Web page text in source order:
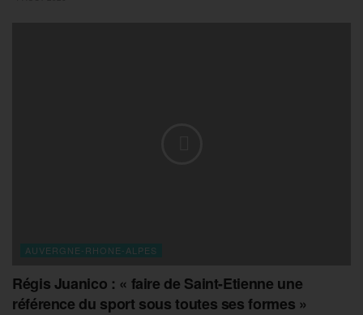
AUVERGNE-RHONE-ALPES
Régis Juanico : « faire de Saint-Etienne une
référence du sport sous toutes ses formes »